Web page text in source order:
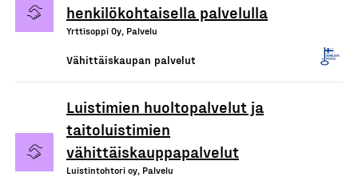
henkilökohtaisella palvelulla
Yrttisoppi Oy, Palvelu
Vähittäiskaupan palvelut
Luistimien huoltopalvelut ja
taitoluistimien
vähittäiskauppapalvelut
Luistintohtori oy, Palvelu